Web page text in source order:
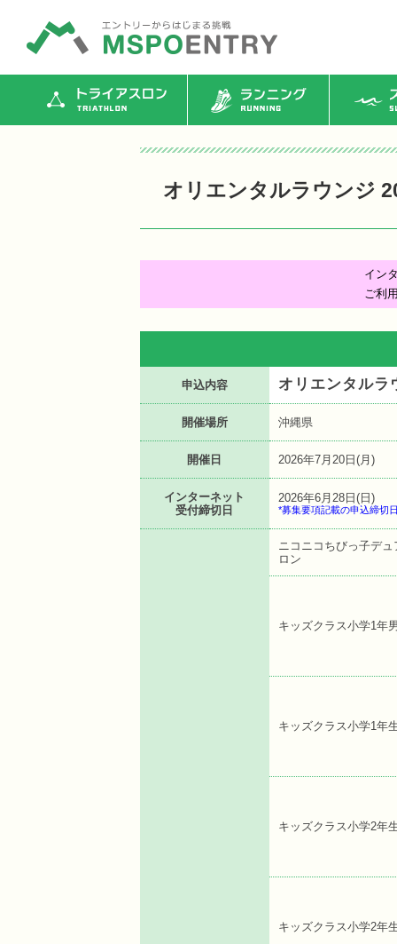
トライアスロン ランニング ス
オリエンタルラウンジ
イン
ご利
申込内容 オリエンタルラ
開催場所 沖縄県
開催日 2026年7月20日(月)
インターネット
受付締切日
2026年6月28日(日)
*募集要項記載の申込締切
ニコニコちびっ子デュ
ロン
キッズクラス小学1年
キッズクラス小学1年
キッズクラス小学2年
キッズクラス小学2年